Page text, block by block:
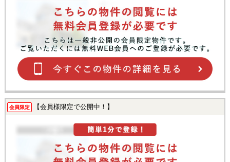
会員限定 【会員様限定で公開中！】